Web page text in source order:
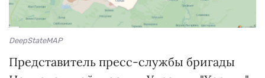
DeepStateMAP
Представитель пресс-службы бригады